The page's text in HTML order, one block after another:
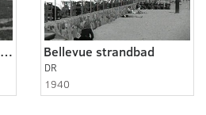
Nord og Vestsjælland - Odsherred 1944 - 1948 Bellevue strandbad
DR
1940